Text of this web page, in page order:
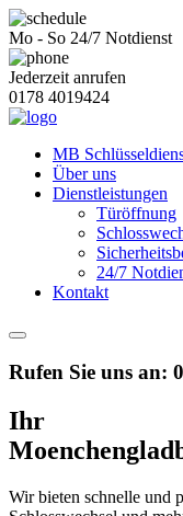
Mo - So 24/7 Notdienst
Jederzeit anrufen
0178 4019424
MB
Über uns
Dienstleistungen
Türöffnung
24/7
Kontakt
Rufen Sie uns an:
Ihr
Wir bieten schnelle und